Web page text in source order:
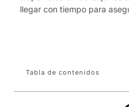
llegar con tiempo para
Tabla de contenidos